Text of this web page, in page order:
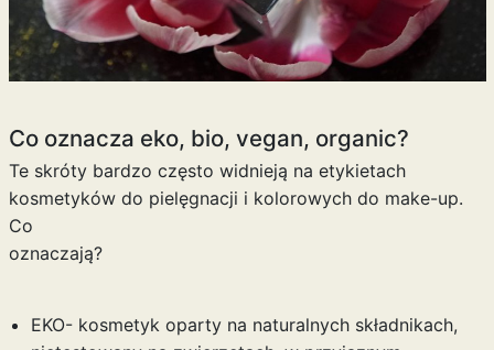
Co oznacza eko, bio, vegan, organic?
Te skróty bardzo często widnieją na etykietach
kosmetyków do pielęgnacji i kolorowych do make-up.
Co
oznaczają?
EKO- kosmetyk oparty na naturalnych składnikach,